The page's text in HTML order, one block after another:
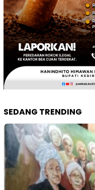
SEDANG TRENDING